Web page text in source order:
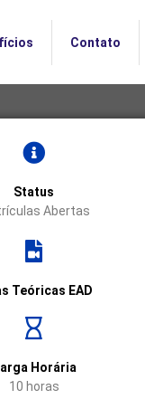
Contato
Status
Abertas
Teóricas EAD
Horária
10 horas